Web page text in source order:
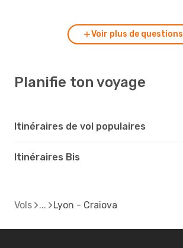
Voir plus de questions
Planifie ton voyage
Itinéraires de vol populaires
Itinéraires Bis
Vols Lyon - Craiova